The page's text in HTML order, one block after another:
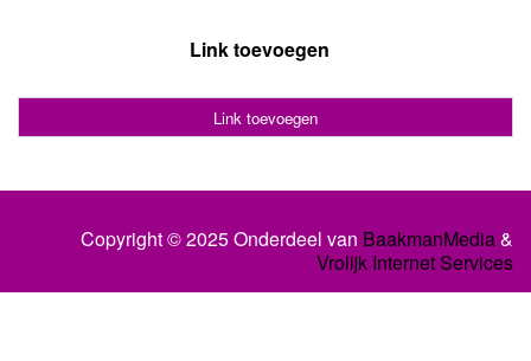
Link toevoegen
Link toevoegen
Copyright © 2025 Onderdeel van BaakmanMedia&
Vrolijk Internet Services